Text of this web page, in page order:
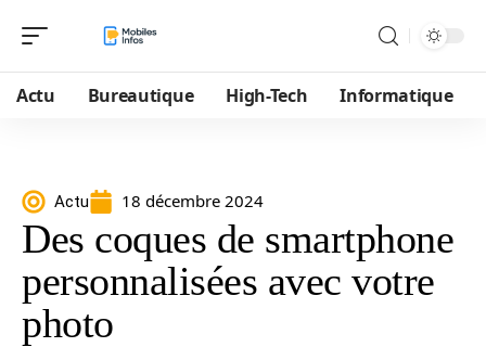
Actu Bureautique High-Tech Informatique
Actu 18 décembre 2024
Des coques de smartphone
personnalisées avec votre
photo